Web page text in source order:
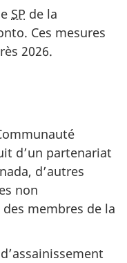
SP de la
Ces mesures
2026.
d’un partenariat
d’autres
non
membres de la